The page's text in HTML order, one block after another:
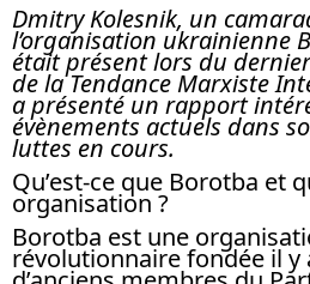
Dmitry Kolesnik, un
l’organisation ukrainienne
était présent lors du
de la Tendance Marxiste
a présenté un rapport
évènements actuels dans
luttes en cours.
Qu’est-ce que Borotba et
organisation ?
Borotba est une
révolutionnaire fondée il y